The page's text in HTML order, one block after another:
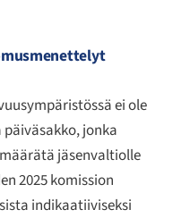
ei ole
jonka
jäsenvaltiolle
2025 komission
indikaatiiviseksi